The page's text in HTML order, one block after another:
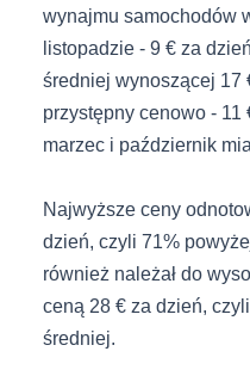
wynajmu samochodów
listopadzie - 9 € za
średniej wynoszącej 17
przystępny cenowo - 11
marzec i październik
Najwyższe ceny
dzień, czyli 71%
również należał do
ceną 28 € za dzień,
średniej.